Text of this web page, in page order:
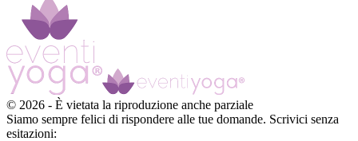
© 2026 - È vietata la riproduzione anche parziale
Siamo sempre felici di rispondere alle tue domande. Scrivici senza
esitazioni: